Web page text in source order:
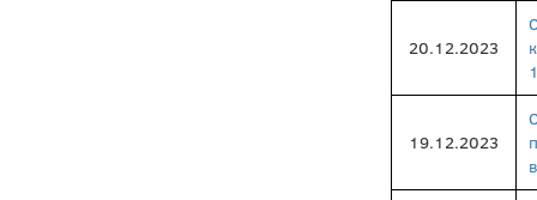
20.12.2023
19.12.2023